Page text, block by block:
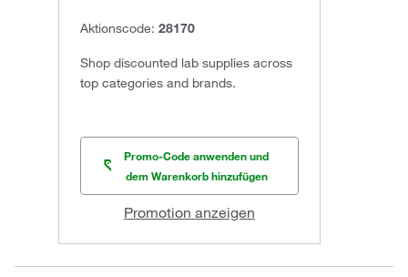
Aktionscode: 28170
Shop discounted lab supplies across
top categories and brands.
Promo-Code anwenden und
dem Warenkorb hinzufügen
Promotion anzeigen